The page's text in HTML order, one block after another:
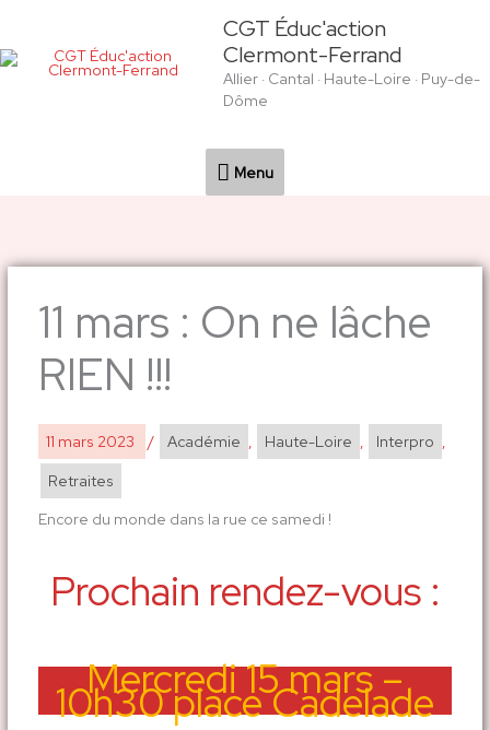
contenu
CGT Éduc'action
Clermont-Ferrand
Allier · Cantal · Haute-Loire · Puy-de-
Dôme
Menu
Menu
11 mars : On ne lâche
RIEN !!!
11 mars 2023 / Académie , Haute-Loire , Interpro ,
Retraites
Encore du monde dans la rue ce samedi !
Prochain rendez-vous :
Mercredi 15 mars –
10h30 place Cadelade